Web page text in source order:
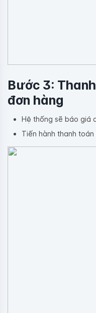
Bước 3:
đơn hàng
Hệ thống sẽ báo giá
Tiến hành thanh